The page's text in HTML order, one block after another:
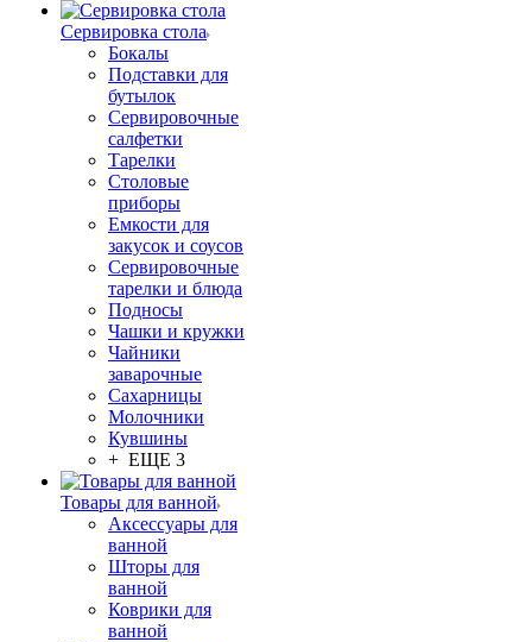
Сервировка стола
Бокалы
Подставки для
бутылок
Сервировочные
салфетки
Тарелки
Столовые
приборы
Емкости для
закусок и соусов
Сервировочные
тарелки и блюда
Подносы
Чашки и кружки
Чайники
заварочные
Сахарницы
Молочники
Кувшины
+ ЕЩЕ 3
Товары для ванной
Аксессуары для
ванной
Шторы для
ванной
Коврики для
ванной